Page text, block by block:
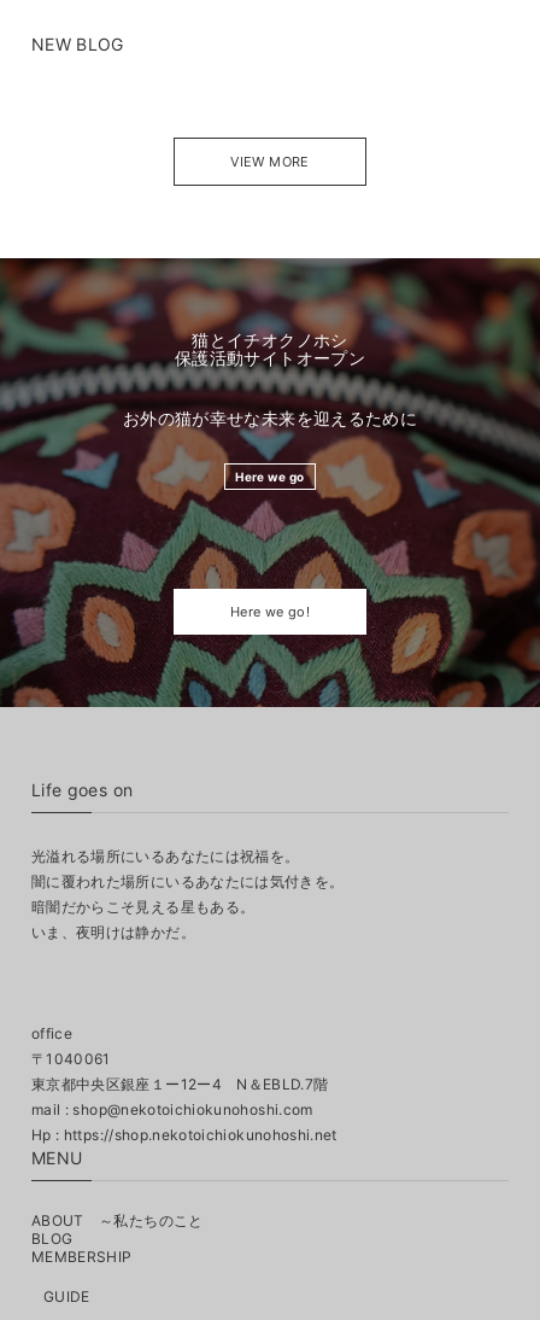
NEW BLOG
VIEW MORE
猫とイチオクノホシ
お外の猫が幸せな未来を迎えるために
Here we go
Here we go!
Life goes on
光溢れる場所にいるあなたには祝福を。
闇に覆われた場所にいるあなたには気付きを。
暗闇だからこそ見える星もある。
いま、夜明けは静かだ。
office
〒1040061
東京都中央区銀座１ー12ー4 N＆EBLD.7階
mail : shop@nekotoichiokunohoshi.com
MENU
ABOUT ～私たちのこと
BLOG
MEMBERSHIP
GUIDE